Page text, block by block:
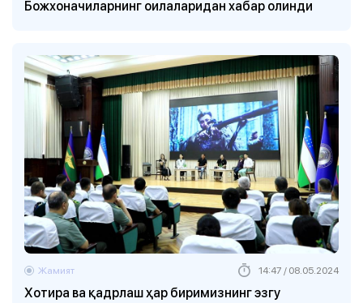
Божхоначиларнинг оилаларидан хабар олинди
Хотира ва қадрлаш ҳар биримизнинг эзгу
Жамият 14:47 / 08.05.2024